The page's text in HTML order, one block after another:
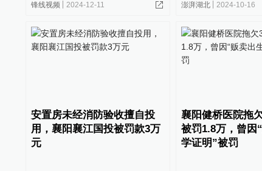
锋线视频 2024-12-11 澎湃湖北 2024-10-16
安置房未经消防验收擅自投
用，襄阳襄江国投被罚款3万
元
襄阳健桥医院拖
被罚1.8万，曾因
学证明”被罚